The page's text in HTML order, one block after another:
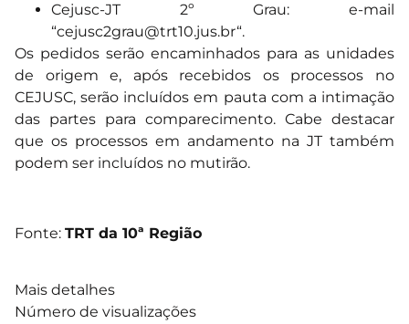
Cejusc-JT 2º Grau: e-mail
“cejusc2grau@trt10.jus.br“.
Os pedidos serão encaminhados para as unidades
de origem e, após recebidos os processos no
CEJUSC, serão incluídos em pauta com a intimação
das partes para comparecimento. Cabe destacar
que os processos em andamento na JT também
podem ser incluídos no mutirão.
Fonte: TRT da 10ª Região
Mais detalhes
Número de visualizações